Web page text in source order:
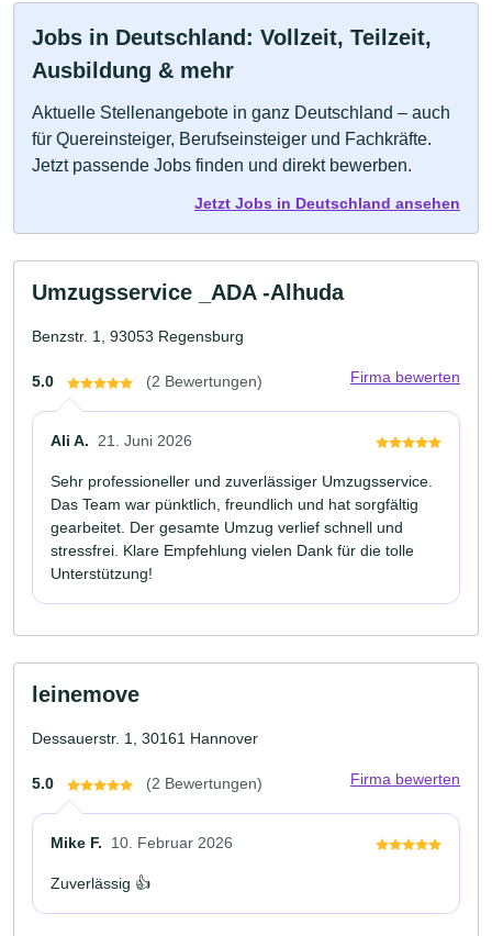
Jobs in Deutschland: Vollzeit, Teilzeit,
Ausbildung & mehr
Aktuelle Stellenangebote in ganz Deutschland – auch
für Quereinsteiger, Berufseinsteiger und Fachkräfte.
Jetzt passende Jobs finden und direkt bewerben.
Jetzt Jobs in Deutschland ansehen
Umzugsservice _ADA -Alhuda
Benzstr. 1, 93053 Regensburg
5.0 (2 Bewertungen) Firma bewerten
Ali A. 21. Juni 2026
Sehr professioneller und zuverlässiger Umzugsservice.
Das Team war pünktlich, freundlich und hat sorgfältig
gearbeitet. Der gesamte Umzug verlief schnell und
stressfrei. Klare Empfehlung vielen Dank für die tolle
Unterstützung!
leinemove
Dessauerstr. 1, 30161 Hannover
5.0 (2 Bewertungen) Firma bewerten
Mike F. 10. Februar 2026
Zuverlässig 👍